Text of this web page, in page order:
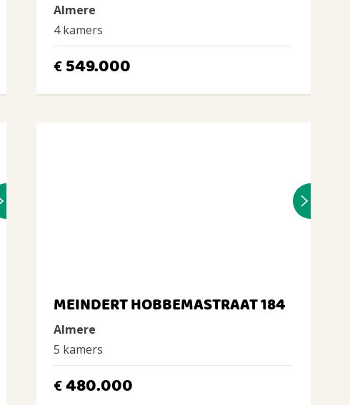
Almere
4 kamers
€ 549.000
MEINDERT HOBBEMASTRAAT 184
Almere
5 kamers
€480.000